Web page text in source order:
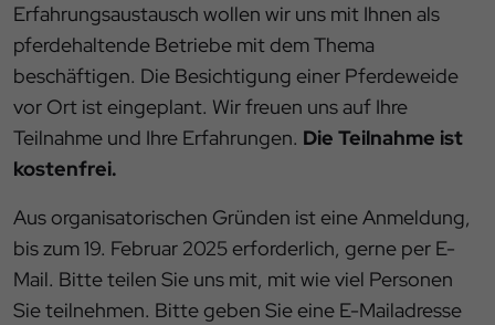
Erfahrungsaustausch wollen wir uns mit Ihnen als
pferdehaltende Betriebe mit dem Thema
beschäftigen. Die Besichtigung einer Pferdeweide
vor Ort ist eingeplant. Wir freuen uns auf Ihre
Teilnahme und Ihre Erfahrungen. Die Teilnahme ist
kostenfrei.
Aus organisatorischen Gründen ist eine Anmeldung,
bis zum 19. Februar 2025 erforderlich, gerne per E-
Mail. Bitte teilen Sie uns mit, mit wie viel Personen
Sie teilnehmen. Bitte geben Sie eine E-Mailadresse